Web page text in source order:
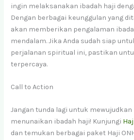
ingin melaksanakan ibadah haji
Dengan berbagai keunggulan yang
akan memberikan pengalaman
mendalam. Jika Anda sudah siap
perjalanan spiritual ini, pastikan
terpercaya.
Call to Action
Jangan tunda lagi untuk mewujudkan
menunaikan ibadah haji! Kunjungi
dan temukan berbagai paket Haji